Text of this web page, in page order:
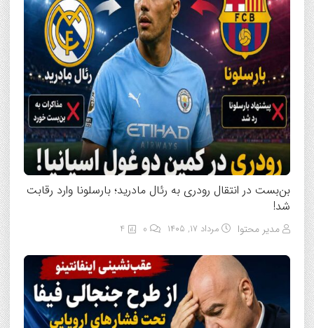
بن‌بست در انتقال رودری به رئال مادرید؛ بارسلونا وارد رقابت
شد!
مدیر محتوا مرداد ۱۷, ۱۴۰۵ 4